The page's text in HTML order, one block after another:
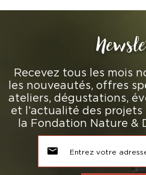
Recevez tous les mois
les nouveautés, offres
ateliers, dégustations,
et l’actualité des
la Fondation Nature &